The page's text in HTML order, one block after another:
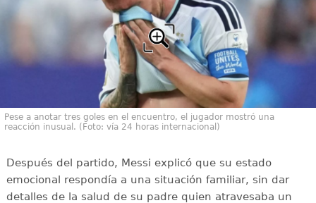
Pese a anotar tres goles en el encuentro, el jugador mostró una
reacción inusual. (Foto: vía 24 horas internacional)
Después del partido, Messi explicó que su estado
emocional respondía a una situación familiar, sin dar
detalles de la salud de su padre quien atravesaba un